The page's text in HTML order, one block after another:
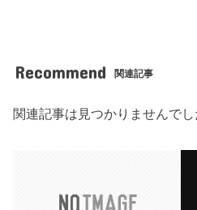
Recommend 関連記事
関連記事は見つかりませんでし